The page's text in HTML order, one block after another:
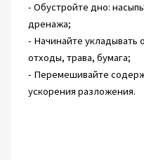
- Обустройте дно:
дренажа;
- Начинайте укладывать
отходы, трава, бумага;
- Перемешивайте
ускорения разложения.